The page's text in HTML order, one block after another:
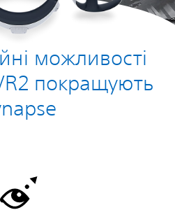
можливості
покращують